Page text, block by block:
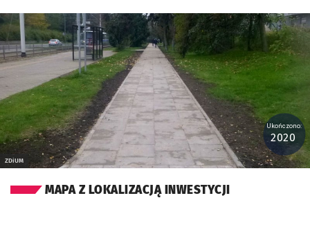
Kliknij, aby powiększyć
ZDiUM
Ukończono:
2020
MAPA Z LOKALIZACJĄ INWESTYCJI